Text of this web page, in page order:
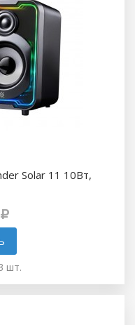
Solar 11 10Вт,
шт.